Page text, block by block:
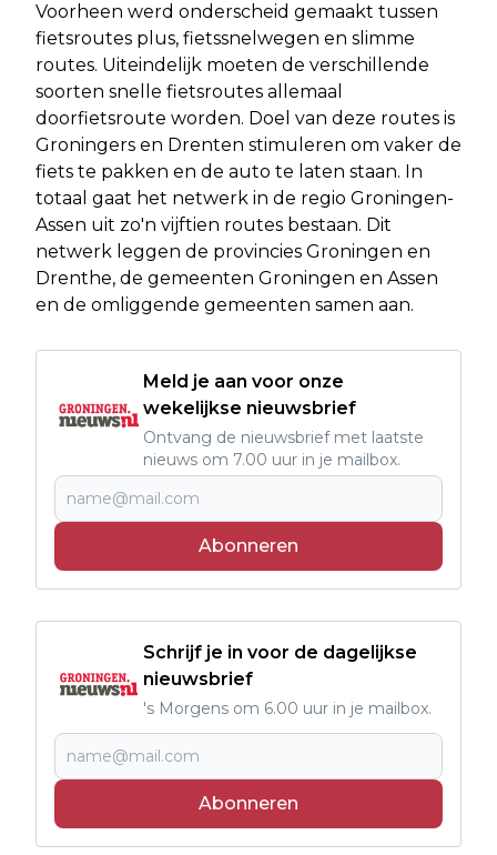
Voorheen werd onderscheid gemaakt tussen
fietsroutes plus, fietssnelwegen en slimme
routes. Uiteindelijk moeten de verschillende
soorten snelle fietsroutes allemaal
doorfietsroute worden. Doel van deze routes is
Groningers en Drenten stimuleren om vaker de
fiets te pakken en de auto te laten staan. In
totaal gaat het netwerk in de regio Groningen-
Assen uit zo'n vijftien routes bestaan. Dit
netwerk leggen de provincies Groningen en
Drenthe, de gemeenten Groningen en Assen
en de omliggende gemeenten samen aan.
Meld je aan voor onze
wekelijkse nieuwsbrief
Ontvang de nieuwsbrief met laatste
nieuws om 7.00 uur in je mailbox.
Abonneren
Schrijf je in voor de dagelijkse
nieuwsbrief
's Morgens om 6.00 uur in je mailbox.
Abonneren